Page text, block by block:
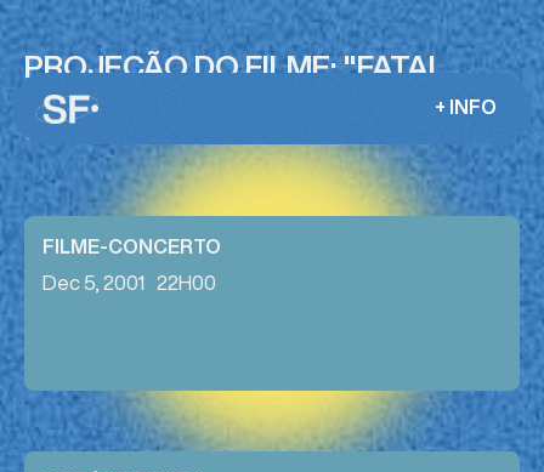
+ INFO
PROJEÇÃO DO FILME: "FATAL
FOOT STEPS"
JORGE COELHO + JOÃO PEDRO COIMBRA
FILME-CONCERTO
Dec 5, 2001 22H00